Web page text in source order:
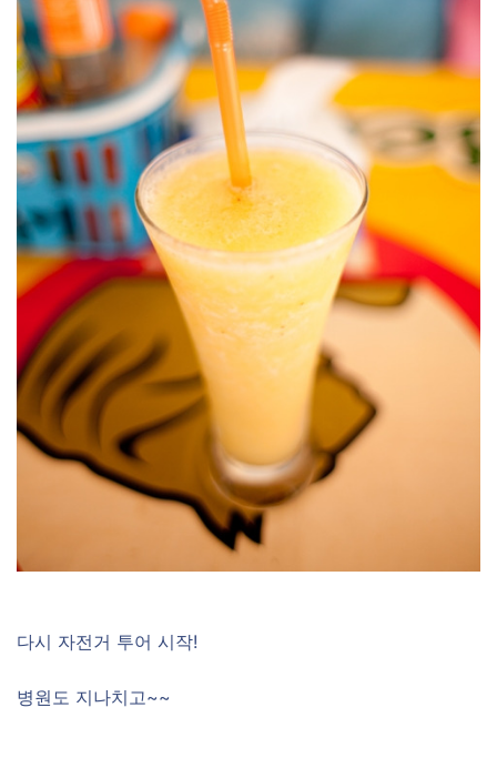
다시 자전거 투어 시작!
병원도 지나치고~~